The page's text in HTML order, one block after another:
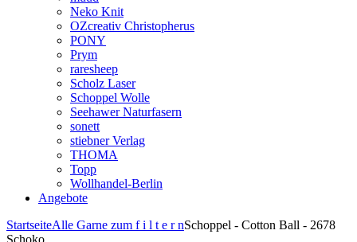
Neko Knit
OZcreativ Christopherus
PONY
Prym
raresheep
Scholz Laser
Schoppel Wolle
Seehawer Naturfasern
sonett
stiebner Verlag
THOMA
Topp
Wollhandel-Berlin
Angebote
StartseiteAlle Garne zum f i l t e r nSchoppel - Cotton Ball - 2678
Schoko